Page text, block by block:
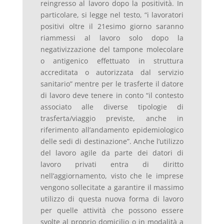
reingresso al lavoro dopo la positività. In
particolare, si legge nel testo, “i lavoratori
positivi oltre il 21esimo giorno saranno
riammessi al lavoro solo dopo la
negativizzazione del tampone molecolare
o antigenico effettuato in struttura
accreditata o autorizzata dal servizio
sanitario” mentre per le trasferte il datore
di lavoro deve tenere in conto “il contesto
associato alle diverse tipologie di
trasferta/viaggio previste, anche in
riferimento all’andamento epidemiologico
delle sedi di destinazione”. Anche l’utilizzo
del lavoro agile da parte dei datori di
lavoro privati entra di diritto
nell’aggiornamento, visto che le imprese
vengono sollecitate a garantire il massimo
utilizzo di questa nuova forma di lavoro
per quelle attività che possono essere
svolte al proprio domicilio o in modalità a